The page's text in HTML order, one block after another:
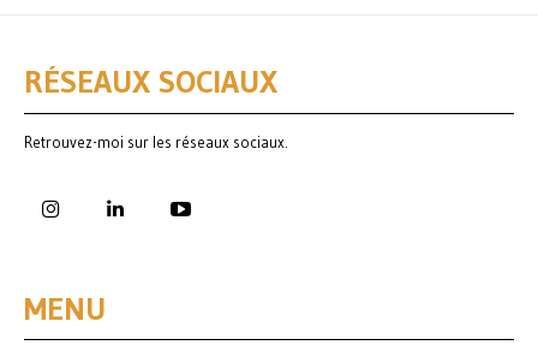
RÉSEAUX SOCIAUX
Retrouvez-moi sur les réseaux sociaux.
MENU